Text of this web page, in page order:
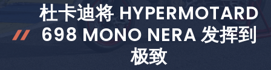
杜卡迪将 HYPERMOTARD
698 MONO NERA 发挥到
极致